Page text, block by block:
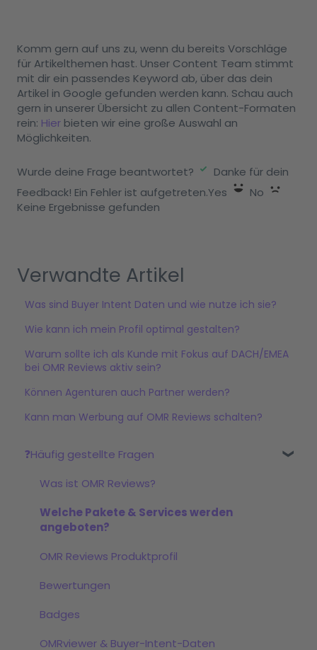
Komm gern auf uns zu, wenn du bereits Vorschläge
für Artikelthemen hast. Unser Content Team stimmt
mit dir ein passendes Keyword ab, über das dein
Artikel in Google gefunden werden kann. Schau auch
gern in unserer Übersicht zu allen Content-Formaten
rein: Hier bieten wir eine große Auswahl an
Möglichkeiten.
Wurde deine Frage beantwortet?
Danke für dein
Feedback! Ein Fehler ist aufgetreten.Yes
No
Keine Ergebnisse gefunden
Verwandte Artikel
Was sind Buyer Intent Daten und wie nutze ich sie?
Wie kann ich mein Profil optimal gestalten?
Warum sollte ich als Kunde mit Fokus auf DACH/EMEA
bei OMR Reviews aktiv sein?
Können Agenturen auch Partner werden?
Kann man Werbung auf OMR Reviews schalten?
❓Häufig gestellte Fragen
Was ist OMR Reviews?
Welche Pakete & Services werden
angeboten?
OMR Reviews Produktprofil
Bewertungen
Badges
OMRviewer & Buyer-Intent-Daten